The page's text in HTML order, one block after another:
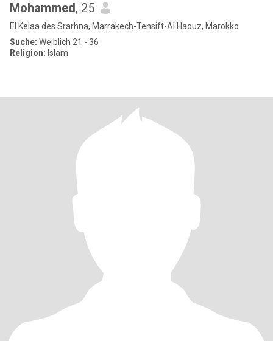
Mohammed, 25
El Kelaa des Srarhna, Marrakech-Tensift-Al Haouz, Marokko
Suche: Weiblich 21 - 36
Religion: Islam